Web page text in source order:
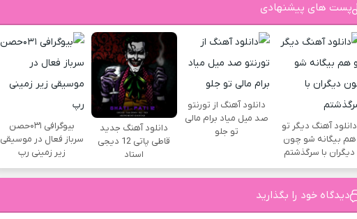
پست های پیشنهادی
دانلود آهنگ دیگر تو
هم بیگانه شو چون
دیگران با سرگذشتم
دانلود آهنگ از تورنتو
صد میل میاد برام مالی
تو جلو
دانلود آهنگ جدید
قاطی پاتی 12 دیجی
استاد
بیوگرافی ۰۳۱حصن
سرباز فعال در موسیقی
زیر زمینی رپ
دیدگاه خود را بگذارید